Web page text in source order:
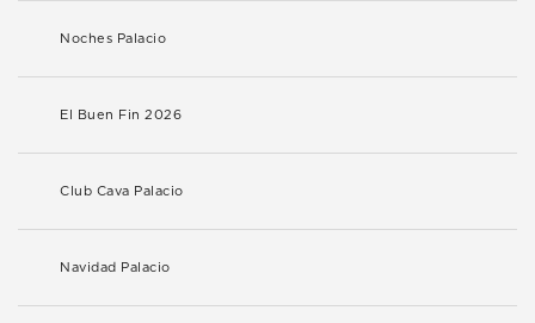
Noches Palacio
El Buen Fin 2026
Club Cava Palacio
Navidad Palacio